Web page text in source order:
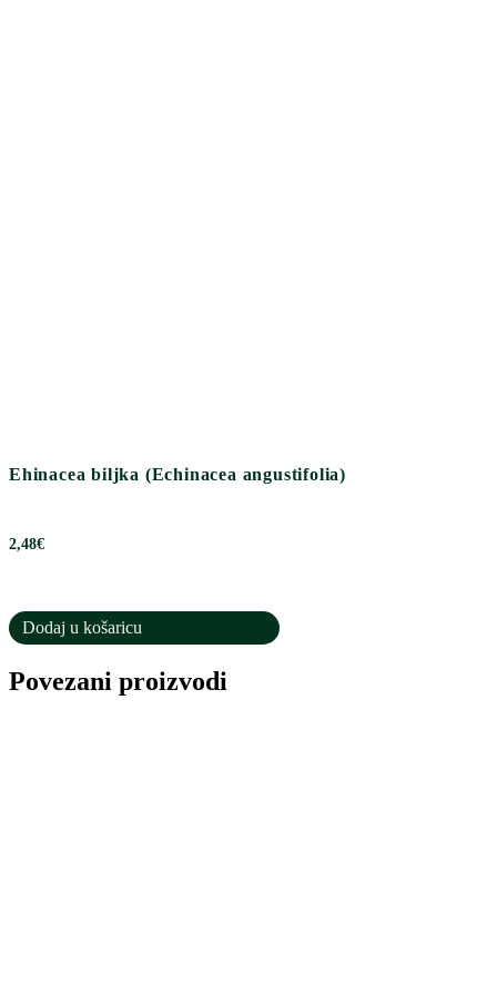
Ehinacea biljka (Echinacea angustifolia)
2,48€
Dodaj u košaricu
Povezani proizvodi